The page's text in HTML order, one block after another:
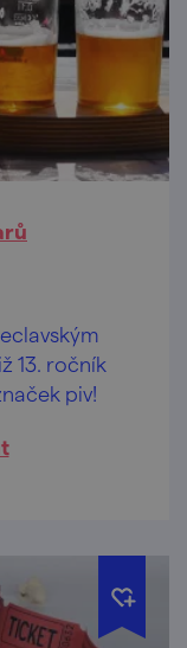
13. ročník
piv!